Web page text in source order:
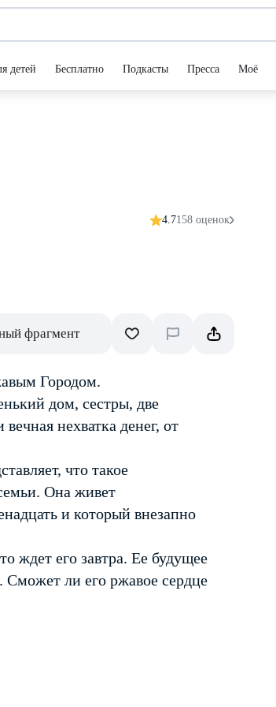
детей Бесплатно Подкасты Пресса Моё
4.7158 оценок
фрагмент
Городом.
дом, сестры, две
нехватка денег, от
что такое
Она живет
и который внезапно
ждет его завтра. Ее будущее
ли его ржавое сердце